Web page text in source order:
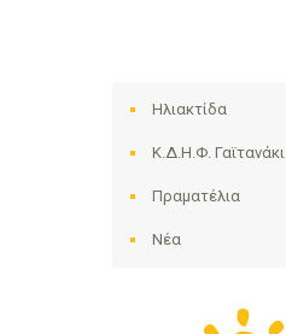
Ηλιακτίδα
Κ.Δ.Η.Φ. Γαϊτανάκι
Πραματέλια
Νέα